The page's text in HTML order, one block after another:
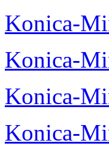
Konica-
Konica-
Konica-
Konica-